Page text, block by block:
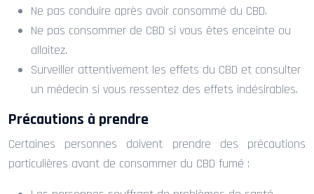
Ne pas conduire après avoir consommé du CBD.
Ne pas consommer de CBD si vous êtes enceinte ou
allaitez.
Surveiller attentivement les effets du CBD et consulter
un médecin si vous ressentez des effets indésirables.
Précautions à prendre
Certaines personnes doivent prendre des précautions
particulières avant de consommer du CBD fumé :